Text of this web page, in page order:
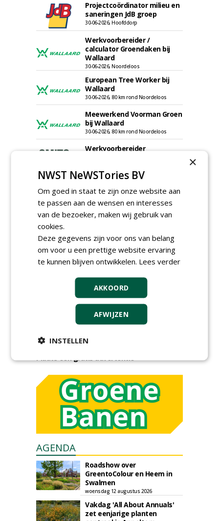
Projectcoördinator milieu en
saneringen JdB groep
30-06-2026, Hoofddorp
Werkvoorbereider /
calculator Groendaken bij
Wallaard
30-06-2026, Noordeloos
European Tree Worker bij
Wallaard
30-06-2026, 80 km rond Noordeloos
Meewerkend Voorman Groen
bij Wallaard
30-06-2026, 80 km rond Noordeloos
Werkvoorbereider
24-06-2026, Zutphen en op project locatie
Ervaren werkvoorbereider
(32-40 uur) bij SmitsRinsma
24-06-2026, Zutphen
GREEN OUTLET
plaatsen via zijn eigen account.
Plaats een gratis advertentie
AGENDA
Roadshow over
GreentoColour en Heem in
Swalmen
woensdag 12 augustus 2026
Vakdag 'All About Annuals'
zet eenjarige planten
×
NWST NeWSTories BV
Om goed in staat te zijn onze website aan
te passen aan de wensen en interesses
van de bezoeker, maken wij gebruik van
cookies.
Deze gegevens zijn voor ons van belang
om voor u een prettige website ervaring
te kunnen blijven ontwikkelen. Lees verder
AKKOORD
AFWIJZEN
INSTELLEN